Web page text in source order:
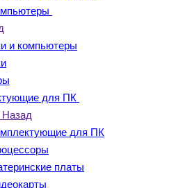
и компьютеры
для ПК
Назад
для ПК
платы